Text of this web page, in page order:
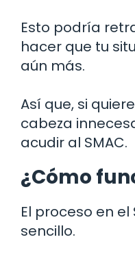
Esto podría
hacer que tu
aún más.
Así que, si
cabeza
acudir al SMAC.
¿Cómo
El proceso en
sencillo.